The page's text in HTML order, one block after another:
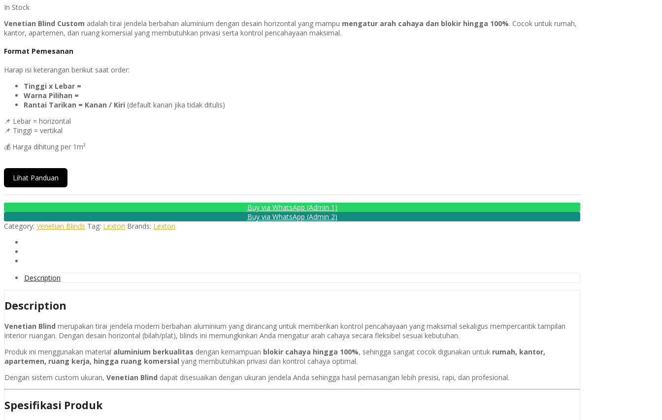
In Stock
Venetian Blind Custom adalah tirai jendela berbahan aluminium dengan desain horizontal yang mampu mengatur arah cahaya dan blokir hingga 100%. Cocok untuk rumah,
kantor, apartemen, dan ruang komersial yang membutuhkan privasi serta kontrol pencahayaan maksimal.
Format Pemesanan
Harap isi keterangan berikut saat order:
Tinggi x Lebar =
Warna Pilihan =
Rantai Tarikan = Kanan / Kiri (default kanan jika tidak ditulis)
📌 Lebar = horizontal
📌 Tinggi = vertikal
💰 Harga dihitung per 1m²
Lihat Panduan
Buy via WhatsApp (Admin 1)
Buy via WhatsApp (Admin 2)
Category: Venetian Blinds Tag: Lexton Brands: Lexton
Description
Description
Venetian Blind merupakan tirai jendela modern berbahan aluminium yang dirancang untuk memberikan kontrol pencahayaan yang maksimal sekaligus mempercantik tampilan
interior ruangan. Dengan desain horizontal (bilah/plat), blinds ini memungkinkan Anda mengatur arah cahaya secara fleksibel sesuai kebutuhan.
Produk ini menggunakan material aluminium berkualitas dengan kemampuan blokir cahaya hingga 100%, sehingga sangat cocok digunakan untuk rumah, kantor,
apartemen, ruang kerja, hingga ruang komersial yang membutuhkan privasi dan kontrol cahaya optimal.
Dengan sistem custom ukuran, Venetian Blind dapat disesuaikan dengan ukuran jendela Anda sehingga hasil pemasangan lebih presisi, rapi, dan profesional.
Spesifikasi Produk